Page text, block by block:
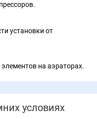
установки от
на аэраторах.
условиях